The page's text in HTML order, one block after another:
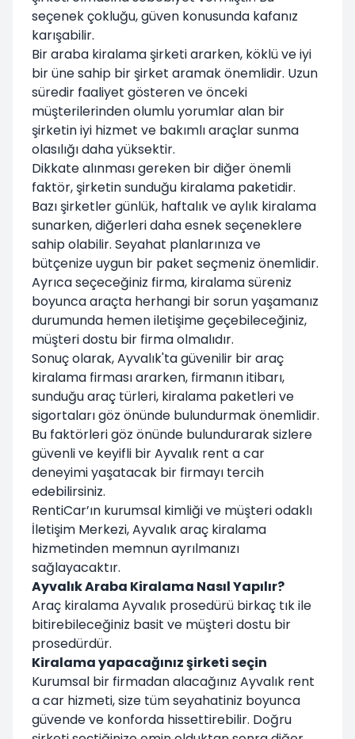
seçenek çokluğu, güven konusunda kafanız
karışabilir.
Bir araba kiralama şirketi ararken, köklü ve iyi
bir üne sahip bir şirket aramak önemlidir. Uzun
süredir faaliyet gösteren ve önceki
müşterilerinden olumlu yorumlar alan bir
şirketin iyi hizmet ve bakımlı araçlar sunma
olasılığı daha yüksektir.
Dikkate alınması gereken bir diğer önemli
faktör, şirketin sunduğu kiralama paketidir.
Bazı şirketler günlük, haftalık ve aylık kiralama
sunarken, diğerleri daha esnek seçeneklere
sahip olabilir. Seyahat planlarınıza ve
bütçenize uygun bir paket seçmeniz önemlidir.
Ayrıca seçeceğiniz firma, kiralama süreniz
boyunca araçta herhangi bir sorun yaşamanız
durumunda hemen iletişime geçebileceğiniz,
müşteri dostu bir firma olmalıdır.
Sonuç olarak, Ayvalık'ta güvenilir bir araç
kiralama firması ararken, firmanın itibarı,
sunduğu araç türleri, kiralama paketleri ve
sigortaları göz önünde bulundurmak önemlidir.
Bu faktörleri göz önünde bulundurarak sizlere
güvenli ve keyifli bir Ayvalık rent a car
deneyimi yaşatacak bir firmayı tercih
edebilirsiniz.
RentiCar’ın kurumsal kimliği ve müşteri odaklı
İletişim Merkezi, Ayvalık araç kiralama
hizmetinden memnun ayrılmanızı
sağlayacaktır.
Ayvalık Araba Kiralama Nasıl Yapılır?
Araç kiralama Ayvalık prosedürü birkaç tık ile
bitirebileceğiniz basit ve müşteri dostu bir
prosedürdür.
Kiralama yapacağınız şirketi seçin
Kurumsal bir firmadan alacağınız Ayvalık rent
a car hizmeti, size tüm seyahatiniz boyunca
güvende ve konforda hissettirebilir. Doğru